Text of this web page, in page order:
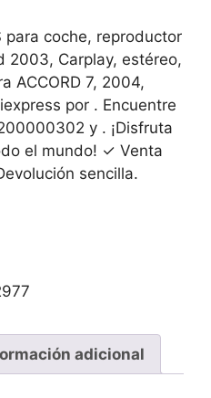
para coche, reproductor
2003, Carplay, estéreo,
ACCORD 7, 2004,
por . Encuentre
y . ¡Disfruta
el mundo! ✓ Venta
sencilla.
adicional